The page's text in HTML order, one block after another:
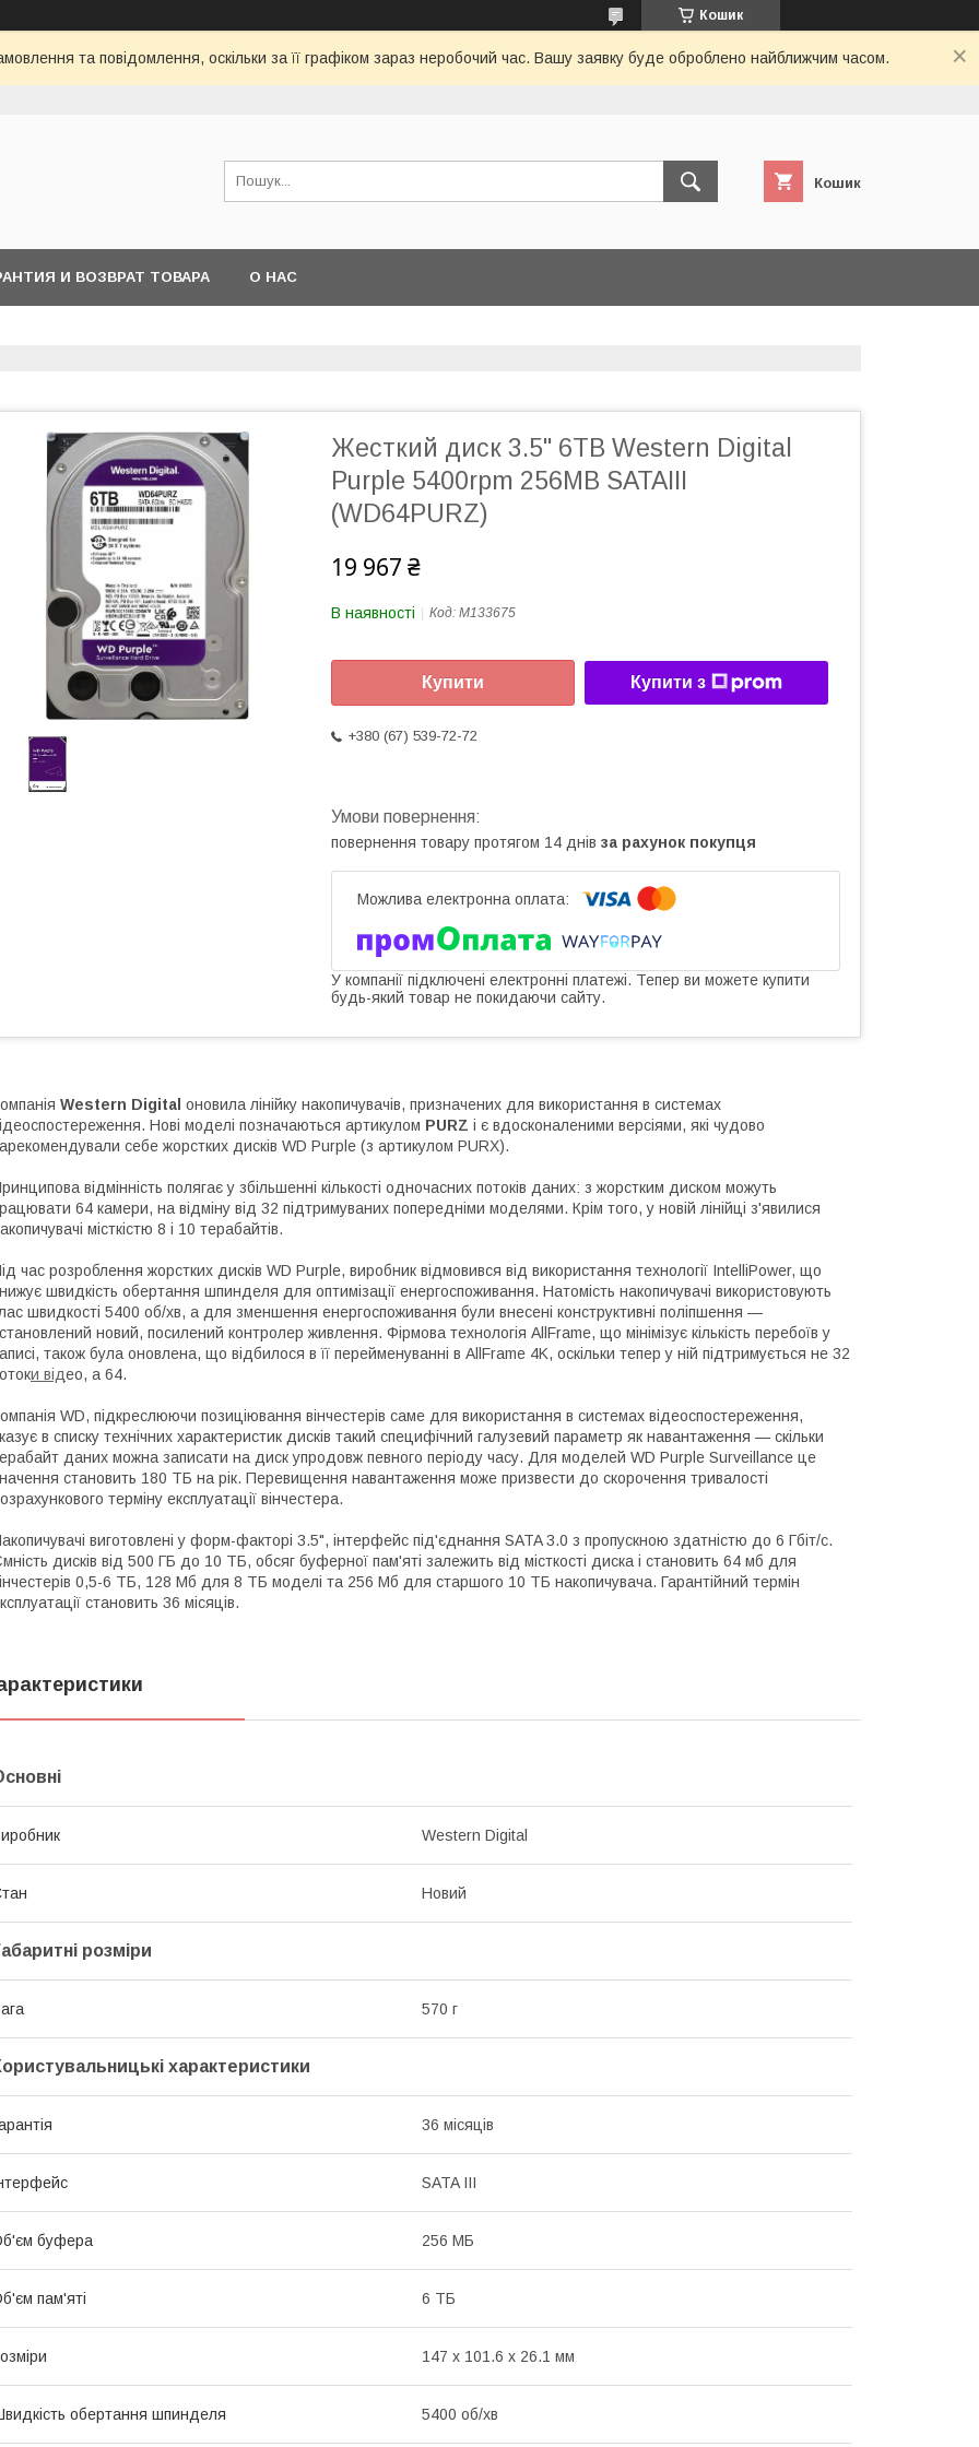
Кошик
та повідомлення, оскільки за її графіком зараз неробочий час. Вашу заявку буде оброблено найближчим часом.
Кошик
И ВОЗВРАТ ТОВАРА О НАС
Жесткий диск 3.5" 6TB Western Digital
Purple 5400rpm 256MB SATAIII
(WD64PURZ)
19 967 ₴
В наявності Код: M133675
Купити Купити з
+380 (67) 539-72-72
повернення товару протягом 14 днів за рахунок покупця
У компанії підключені електронні платежі. Тепер ви можете купити
будь-який товар не покидаючи сайту.
Western Digital оновила лінійку накопичувачів, призначених для використання в системах
Нові моделі позначаються артикулом PURZ і є вдосконаленими версіями, які чудово
себе жорстких дисків WD Purple (з артикулом PURX).
відмінність полягає у збільшенні кількості одночасних потоків даних: з жорстким диском можуть
64 камери, на відміну від 32 підтримуваних попередніми моделями. Крім того, у новій лінійці з'явилися
місткістю 8 і 10 терабайтів.
час розроблення жорстких дисків WD Purple, виробник відмовився від використання технології IntelliPower, що
швидкість обертання шпинделя для оптимізації енергоспоживання. Натомість накопичувачі використовують
швидкості 5400 об/хв, а для зменшення енергоспоживання були внесені конструктивні поліпшення —
новий, посилений контролер живлення. Фірмова технологія AllFrame, що мінімізує кількість перебоїв у
також була оновлена, що відбилося в її перейменуванні в AllFrame 4K, оскільки тепер у ній підтримується не 32
и відео, а 64.
WD, підкреслюючи позиціювання вінчестерів саме для використання в системах відеоспостереження,
в списку технічних характеристик дисків такий специфічний галузевий параметр як навантаження — скільки
даних можна записати на диск упродовж певного періоду часу. Для моделей WD Purple Surveillance це
становить 180 ТБ на рік. Перевищення навантаження може призвести до скорочення тривалості
терміну експлуатації вінчестера.
виготовлені у форм-факторі 3.5", інтерфейс під'єднання SATA 3.0 з пропускною здатністю до 6 Гбіт/с.
дисків від 500 ГБ до 10 ТБ, обсяг буферної пам'яті залежить від місткості диска і становить 64 мб для
0,5-6 ТБ, 128 Мб для 8 ТБ моделі та 256 Мб для старшого 10 ТБ накопичувача. Гарантійний термін
становить 36 місяців.
Western Digital
Новий
розміри
570 г
характеристики
36 місяців
SATA III
буфера 256 МБ
пам'яті 6 ТБ
147 x 101.6 x 26.1 мм
обертання шпинделя 5400 об/хв